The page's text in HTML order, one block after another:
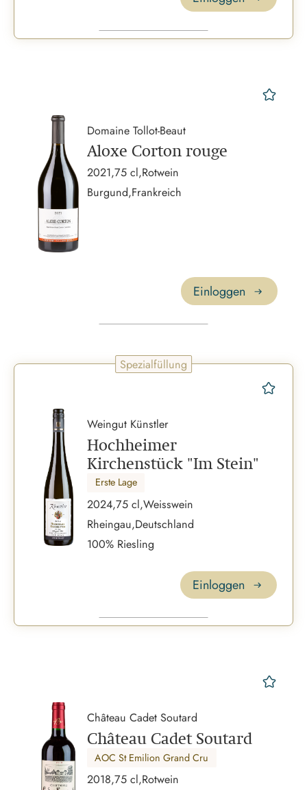
Domaine Tollot-Beaut
Aloxe Corton rouge
Rotwein
2021,75 cl,
Frankreich
Burgund,
Einloggen
Spezialfüllung
Weingut Künstler
Hochheimer
Kirchenstück "Im Stein"
Erste Lage
Weisswein
2024,75 cl,
Deutschland
Rheingau,
100% Riesling
Einloggen
Château Cadet Soutard
Château Cadet Soutard
AOC St Emilion Grand Cru
Rotwein
2018,75 cl,